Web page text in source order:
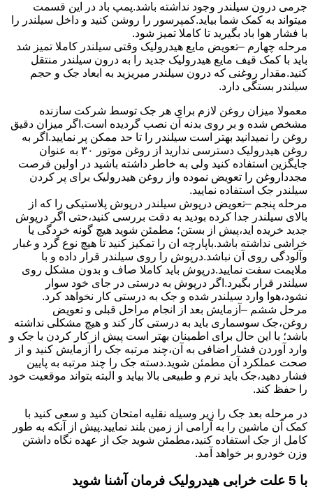
جرمی درون سیلندر وجود نداشته باشد.پمپ باد در این قسمت
میتواند به کمک شما بیاید.کمپرسور را روشن کنید و داخل سیلندر را
با فشار هوا باد بگیرید تا کاملا تمیز شود.
مرحله چهارم –تعویض مایع هیدرولیک وقتی سیلندر کاملا تمیز شد
باید با کمک قیف مایع هیدرولیک جدید را به درون سیلندر منتقل
کنید.مقدار روغنی که درون سیلندر میریزید به ابعاد جک و حجم
سیلندر بستگی دارد.
معمولا میزان روغن لازم برای هر جک توسط شرکت سازنده
مشخص شده و بر روی بدنه آن نصب گردیده است.اگر میزان دقیق
روغن را نمیدانید بهتر است سیلندر را تا حد ممکن پر نمایید.اگر به
روغن هیدرولیک دسترسی ندارید از روغن موتور ۳۰ به عنوان
جایگزین استفاده کنید ولی به خاطر داشته باشید در اولین فرصت
مجدداروغن را تعویض نموده واز روغن هیدرولیک برای پر کردن
سیلندر جک استفاده نمایید.
مرحله پنجم –تعویض درپوش سیلندر درپوش پلاستیکی را که از
بالای سیلندر جدا کرده بودید به دقت بررسی کنید،حتی اگر درپوش
جدید خریده اید،پیش از بستن؛ مطمئن شوید هیچ گونه خردگی یا
خراشی نداشته باشد.باپارچه ان را تمکیز کنید تا هیچ نوع گرد و غبار
وآلودگی روی آن نباشد.درپوش را روی سیلندر قرار داده و با
ملایمت سفت نمایید.درپوش باید کاملا صاف و بدون مشکل روی
سیلندر قرار بگیرد.اگر درپوش به درستی در جای خود سوار
نشود،هوا وارد سیلندر شده و جک به درستی کار نخواهد کرد.
مرحل ششم –آزمایش بعد از انجام مراحل قبلی و تعویض
روغن،جک سوسماری باید به درستی کار کند و هیچ مشکلی نداشته
باشد؛ با این حال برای اطمینان بهتر است پیش از کار کردن با جک و
وارد آوردن فشار اضافی به آن،چند مرتبه جک را آزمایش کنید و از
صحت عملکرد آن مطمئن شوید.دسته جک را چند مرتبه به پایین
فشار دهید،جک باید نرم و طبیعی بالا بیاید و البته بتواند موقعیت خود
را حفظ کند.
در مرحله بعد جک را زیر وسیله نقلیه امتحان کنید و سعی کنید با
کمک آن ماشین را به آرامی از زمین بلند نمایید.پیش از آنکه به طور
کامل از جک استفاده کنید،مطمئن شوید جک از عهده نگاه داشتن
وزن خودرو بر خواهد آمد.
با 5 علت خرابی هیدرولیک فرمان آشنا شوید